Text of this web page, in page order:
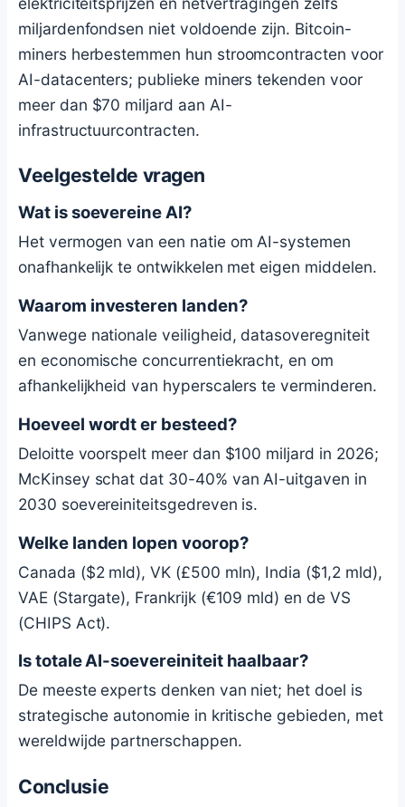
miljardenfondsen niet voldoende zijn. Bitcoin-
miners herbestemmen hun stroomcontracten voor
AI-datacenters; publieke miners tekenden voor
meer dan $70 miljard aan AI-
infrastructuurcontracten.
Veelgestelde vragen
Wat is soevereine AI?
Het vermogen van een natie om AI-systemen
onafhankelijk te ontwikkelen met eigen middelen.
Waarom investeren landen?
Vanwege nationale veiligheid, datasoveregniteit
en economische concurrentiekracht, en om
afhankelijkheid van hyperscalers te verminderen.
Hoeveel wordt er besteed?
Deloitte voorspelt meer dan $100 miljard in 2026;
McKinsey schat dat 30-40% van AI-uitgaven in
2030 soevereiniteitsgedreven is.
Welke landen lopen voorop?
Canada ($2 mld), VK (£500 mln), India ($1,2 mld),
VAE (Stargate), Frankrijk (€109 mld) en de VS
(CHIPS Act).
Is totale AI-soevereiniteit haalbaar?
De meeste experts denken van niet; het doel is
strategische autonomie in kritische gebieden, met
wereldwijde partnerschappen.
Conclusie